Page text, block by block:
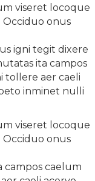
viseret locoque
Occiduo onus
igni tegit dixere
ita campos
tollere aer caeli
inminet nulli
viseret locoque
Occiduo onus
caelum